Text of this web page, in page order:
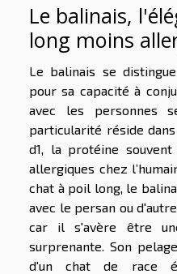
Le balinais,
long moins
Le balinais se
pour sa capacité à
avec les personnes
particularité réside
d1, la protéine
allergiques chez
chat à poil long, le
avec le persan ou
car il s'avère être
surprenante. Son
d'un chat de race